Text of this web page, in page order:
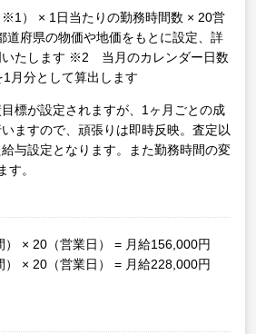
） × 1日当たりの勤務時間数 × 20営
府県の物価や地価をもとに設定、詳
たします ※2 当月のカレンダー日数
月分として算出します
標が設定されますが、1ヶ月ごとの成
ますので、頑張りは即時反映。査定以
与設定となります。また勤務時間の変
す。
× 20（営業日） = 月給156,000円
） × 20（営業日） = 月給228,000円